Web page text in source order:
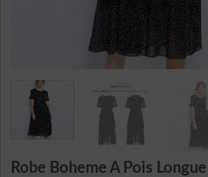
Robe Boheme A Pois Longue